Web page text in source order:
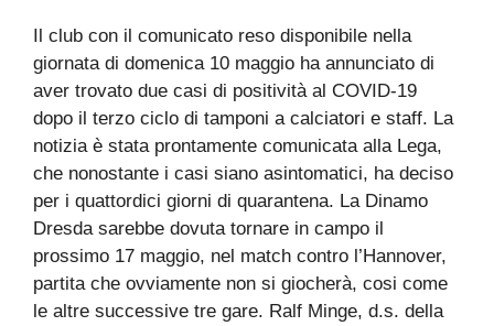
Il club con il comunicato reso disponibile nella
giornata di domenica 10 maggio ha annunciato di
aver trovato due casi di positività al COVID-19
dopo il terzo ciclo di tamponi a calciatori e staff. La
notizia è stata prontamente comunicata alla Lega,
che nonostante i casi siano asintomatici, ha deciso
per i quattordici giorni di quarantena. La Dinamo
Dresda sarebbe dovuta tornare in campo il
prossimo 17 maggio, nel match contro l’Hannover,
partita che ovviamente non si giocherà, cosi come
le altre successive tre gare. Ralf Minge, d.s. della